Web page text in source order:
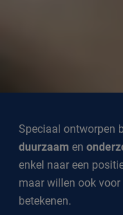
Speciaal ontworpen
duurzaam en
enkel naar een
maar willen ook
betekenen.